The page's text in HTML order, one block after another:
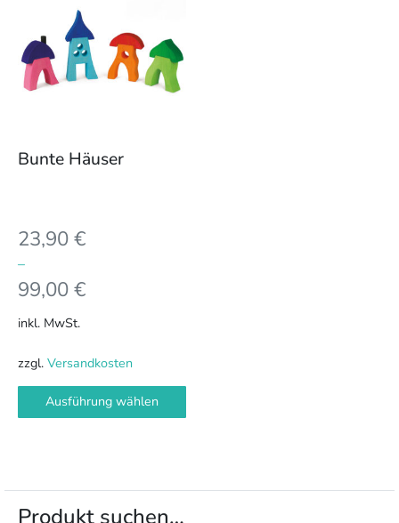
Bunte Häuser
23,90€
–
99,00€
inkl. MwSt.
zzgl. Versandkosten
Ausführung wählen
mehrere
Varianten
auf.
können
auf
gewählt
Produkt suchen…